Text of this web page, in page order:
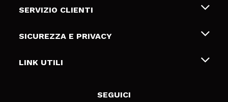
Chi siamo
Gift Cards
SERVIZIO CLIENTI
Spedizioni & Resi
Metodi di pagamamento
SICUREZZA E PRIVACY
Termini e condizioni
LINK UTILI
SEGUICI